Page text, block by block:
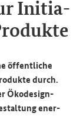
In­itia­
öf­fent­li­che
durch.
Ökodesign-​
en­er­